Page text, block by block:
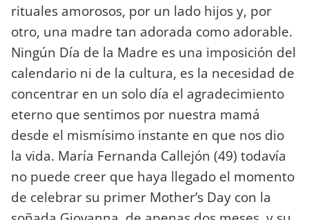
rituales amorosos, por un lado hijos y, por
otro, una madre tan adorada como adorable.
Ningún Día de la Madre es una imposición del
calendario ni de la cultura, es la necesidad de
concentrar en un solo día el agradecimiento
eterno que sentimos por nuestra mamá
desde el mismísimo instante en que nos dio
la vida. María Fernanda Callejón (49) todavía
no puede creer que haya llegado el momento
de celebrar su primer Mother’s Day con la